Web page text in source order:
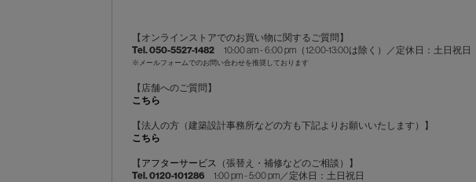
【オンラインストアでのお買い物に関するご質問】
Tel. 050-5527-1482 10:00 am - 6:00 pm（12:00-13:00は除く）／定休日：土日祝日
※メールフォームでのお問い合わせを推奨しております
【店舗へのご質問】
こちら
【法人の方（建築設計事務所などの方も下記よりお願いいたします）】
こちら
【 アフターサービス （張替え・補修などのご相談）】
Tel. 0120-101286 1:00 pm - 5:00 pm／定休日：土日祝日